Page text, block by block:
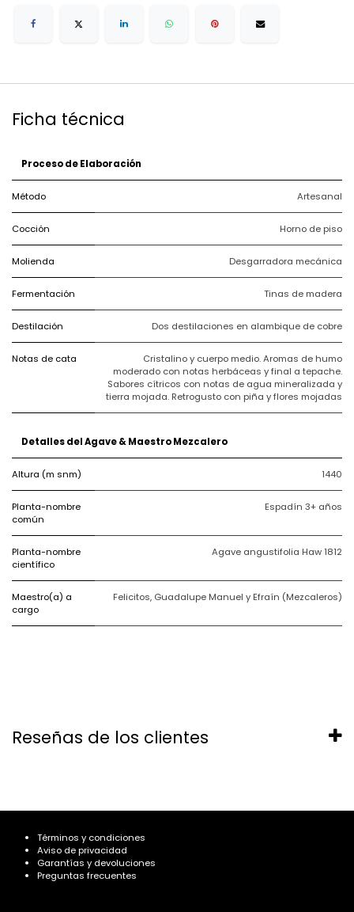
Ficha técnica
Proceso de Elaboración
Método Artesanal
Cocción Horno de piso
Molienda Desgarradora mecánica
Fermentación Tinas de madera
Destilación Dos destilaciones en alambique de cobre
Notas de cata
Cristalino y cuerpo medio. Aromas de humo
moderado con notas herbáceas y final a tepache.
Sabores cítricos con notas de agua mineralizada y
tierra mojada. Retrogusto con piña y flores mojadas
Detalles del Agave & Maestro Mezcalero
Altura (m snm) 1440
Planta-nombre
común
Espadín 3+ años
Planta-nombre
científico
Agave angustifolia Haw 1812
Maestro(a) a
cargo
Felicitos, Guadalupe Manuel y Efraín (Mezcaleros)
Reseñas de los clientes
Términos y condiciones
Aviso de privacidad
Garantías y devoluciones
Preguntas frecuentes